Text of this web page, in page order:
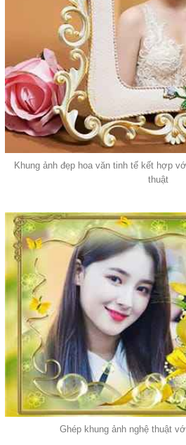
Khung ảnh đẹp hoa văn tinh tế kết hợp
thuật
Ghép khung ảnh nghệ thuật